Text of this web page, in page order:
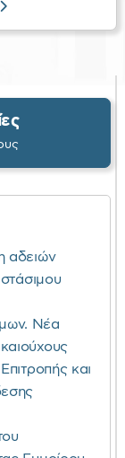
αδειών
Νέα
και